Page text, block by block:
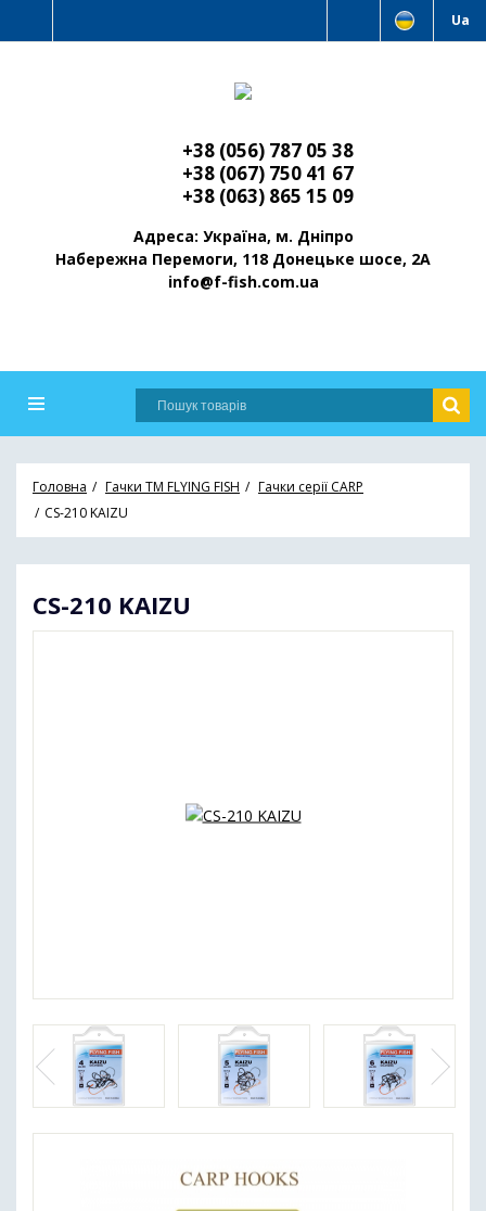
Ua
+38 (056) 787 05 38
+38 (067) 750 41 67
+38 (063) 865 15 09
Адреса: Україна, м. Дніпро
Набережна Перемоги, 118 Донецьке шосе, 2А
info@f-fish.com.ua
Головна Гачки ТМ FLYING FISH
Гачки серії CARP
CS-210 KAIZU
CS-210 KAIZU